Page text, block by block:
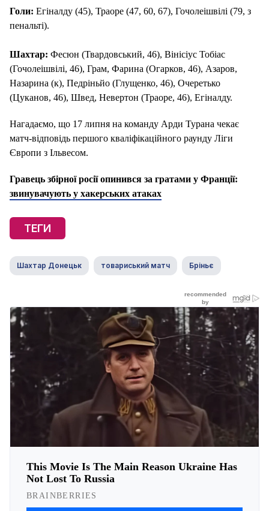
Голи: Егіналду (45), Траоре (47, 60, 67), Гочолеішвілі (79, з
пенальті).
Шахтар: Фесюн (Твардовський, 46), Вінісіус Тобіас
(Гочолеішвілі, 46), Грам, Фарина (Огарков, 46), Азаров,
Назарина (к), Педріньйо (Глущенко, 46), Очеретько
(Цуканов, 46), Швед, Невертон (Траоре, 46), Егіналду.
Нагадаємо, що 17 липня на команду Арди Турана чекає
матч-відповідь першого кваліфікаційного раунду Ліги
Європи з Ільвесом.
Гравець збірної росії опинився за гратами у Франції:
звинувачують у хакерських атаках
ТЕГИ
Шахтар Донецьк товариський матч Бріньє